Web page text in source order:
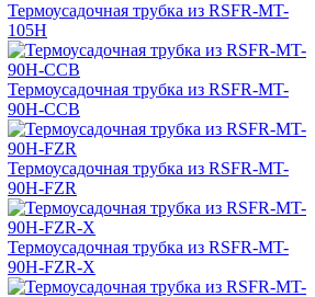
Термоусадочная трубка из RSFR-MT-
105H
Термоусадочная трубка из RSFR-MT-
90H-CCB
Термоусадочная трубка из RSFR-MT-
90H-FZR
Термоусадочная трубка из RSFR-MT-
90H-FZR-X